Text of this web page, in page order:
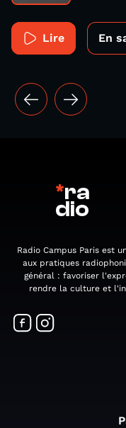
Lire En
*ra
dio
Radio Campus Paris est
aux pratiques
général : favoriser
rendre la culture et